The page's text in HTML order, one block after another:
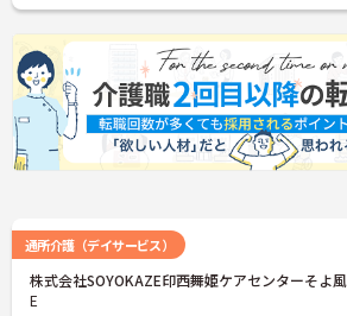
通所介護（デイサービス）
株式会社SOYOKAZE印西舞姫ケアセンターそよ風
E